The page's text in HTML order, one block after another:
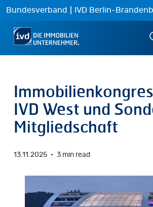
Skip
main
Bundesverband | IVD Berlin-
IVD West und
Mitgliedschaft
13.11.2025 3 min read